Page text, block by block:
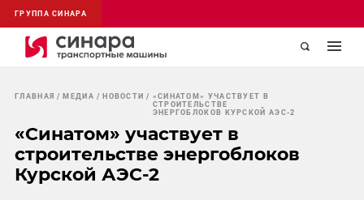
ГРУППА СИНАРА
ГЛАВНАЯ МЕДИА НОВОСТИ
«СИНАТОМ» УЧАСТВУЕТ В
СТРОИТЕЛЬСТВЕ
ЭНЕРГОБЛОКОВ КУРСКОЙ АЭС-2
«Синатом» участвует в
строительстве энергоблоков
Курской АЭС-2